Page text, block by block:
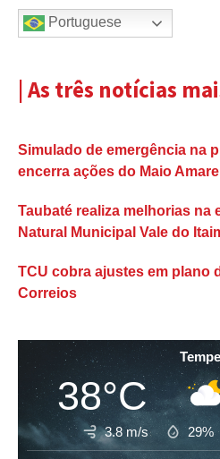
Portuguese
| As três notícias
Simulado de emergência na
encerra ações do Maio
Taubaté realiza melhorias na
Natural Municipal Vale do
TCU cobra ajustes em plano
Correios
Tempe
38°C
3.8 m/s 29%